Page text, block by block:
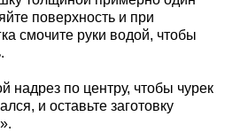
поверхность и при
смочите руки водой, чтобы
надрез по центру, чтобы чурек
и оставьте заготовку